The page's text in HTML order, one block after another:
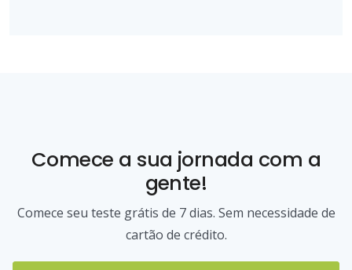
Comece a sua jornada com a
gente!
Comece seu teste grátis de 7 dias. Sem necessidade de
cartão de crédito.